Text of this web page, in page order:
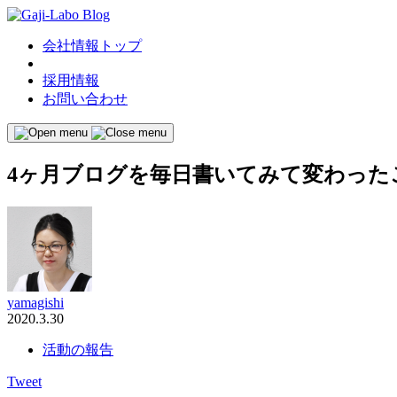
会社情報トップ
採用情報
お問い合わせ
4ヶ月ブログを毎日書いてみて変わった
yamagishi
2020.3.30
活動の報告
Tweet